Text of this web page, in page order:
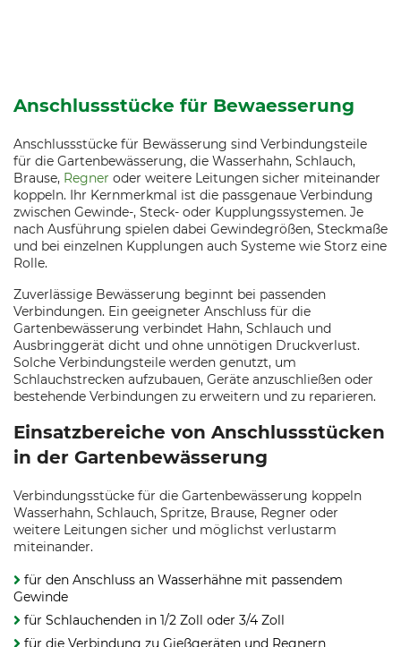
Anschlussstücke für Bewaesserung
Anschlussstücke für Bewässerung sind Verbindungsteile
für die Gartenbewässerung, die Wasserhahn, Schlauch,
Brause, Regner oder weitere Leitungen sicher miteinander
koppeln. Ihr Kernmerkmal ist die passgenaue Verbindung
zwischen Gewinde-, Steck- oder Kupplungssystemen. Je
nach Ausführung spielen dabei Gewindegrößen, Steckmaße
und bei einzelnen Kupplungen auch Systeme wie Storz eine
Rolle.
Zuverlässige Bewässerung beginnt bei passenden
Verbindungen. Ein geeigneter Anschluss für die
Gartenbewässerung verbindet Hahn, Schlauch und
Ausbringgerät dicht und ohne unnötigen Druckverlust.
Solche Verbindungsteile werden genutzt, um
Schlauchstrecken aufzubauen, Geräte anzuschließen oder
bestehende Verbindungen zu erweitern und zu reparieren.
Einsatzbereiche von Anschlussstücken
in der Gartenbewässerung
Verbindungsstücke für die Gartenbewässerung koppeln
Wasserhahn, Schlauch, Spritze, Brause, Regner oder
weitere Leitungen sicher und möglichst verlustarm
miteinander.
für den Anschluss an Wasserhähne mit passendem
Gewinde
für Schlauchenden in 1/2 Zoll oder 3/4 Zoll
für die Verbindung zu Gießgeräten und Regnern